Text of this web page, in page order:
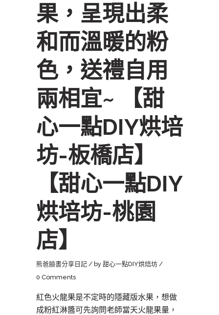
果，呈現出柔
和而溫暖的粉
色，送禮自用
兩相宜~ 【甜
心一點DIY烘培
坊-板橋店】
【甜心一點DIY
烘培坊-桃園
店】
熊爸臉書分享日記 by 甜心一點DIY烘焙坊
0 Comments
紅色火龍果是不定時的隱藏版水果，想做
成粉紅淋醬可先詢問老師當天火龍果量，